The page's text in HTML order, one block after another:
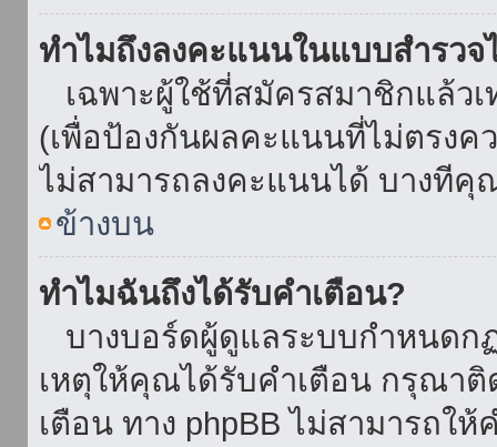
ทำไมถึงลงคะแนนในแบบสำรวจ
เฉพาะผู้ใช้ที่สมัครสมาชิกแล้ว
(เพื่อป้องกันผลคะแนนที่ไม่ตรง
ไม่สามารถลงคะแนนได้ บางที
ข้างบน
ทำไมฉันถึงได้รับคำเตือน?
บางบอร์ดผู้ดูแลระบบกำหนดก
เหตุให้คุณได้รับคำเตือน กรุณา
เตือน ทาง phpBB ไม่สามารถใ